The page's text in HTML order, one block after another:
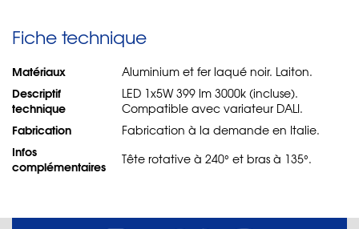
Fiche technique
Matériaux Aluminium et fer laqué noir. Laiton.
Descriptif
technique
LED 1x5W 399 lm 3000k (incluse).
Compatible avec variateur DALI.
Fabrication Fabrication à la demande en Italie.
Infos
complémentaires
Tête rotative à 240° et bras à 135°.